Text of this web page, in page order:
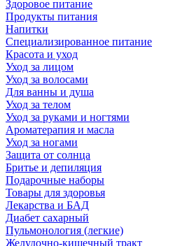
Здоровое питание
Продукты питания
Напитки
Специализированное питание
Красота и уход
Уход за лицом
Уход за волосами
Для ванны и душа
Уход за телом
Уход за руками и ногтями
Ароматерапия и масла
Уход за ногами
Защита от солнца
Бритье и депиляция
Подарочные наборы
Товары для здоровья
Лекарства и БАД
Диабет сахарный
Пульмонология (легкие)
Желудочно-кишечный тракт